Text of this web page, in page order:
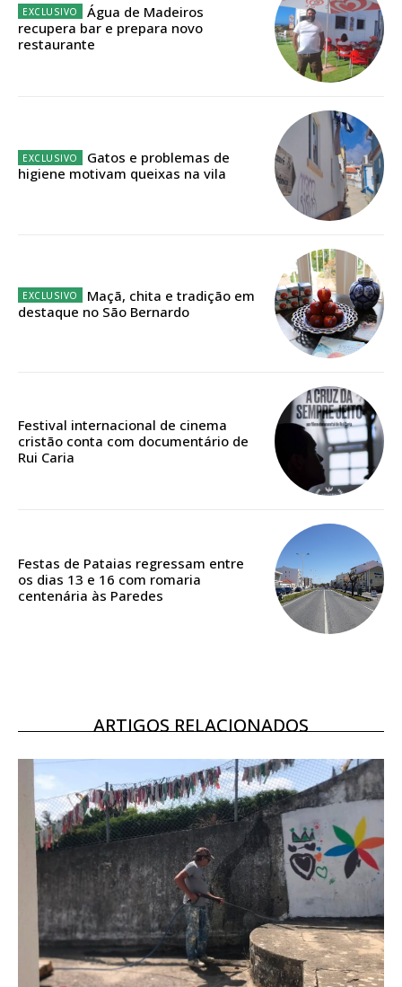
12 meses
Acesso aos conteúdos Exclusivos para
assinantes
16€
Acesso aos conteúdos Exclusivos para
assinantes
Ofertas para assinatura anual
Água de Madeiros
recupera bar e prepara novo
restaurante
Gatos e problemas de
higiene motivam queixas na vila
Maçã, chita e tradição em
destaque no São Bernardo
Festival internacional de cinema
cristão conta com documentário de
Rui Caria
Festas de Pataias regressam entre
os dias 13 e 16 com romaria
centenária às Paredes
ARTIGOS RELACIONADOS